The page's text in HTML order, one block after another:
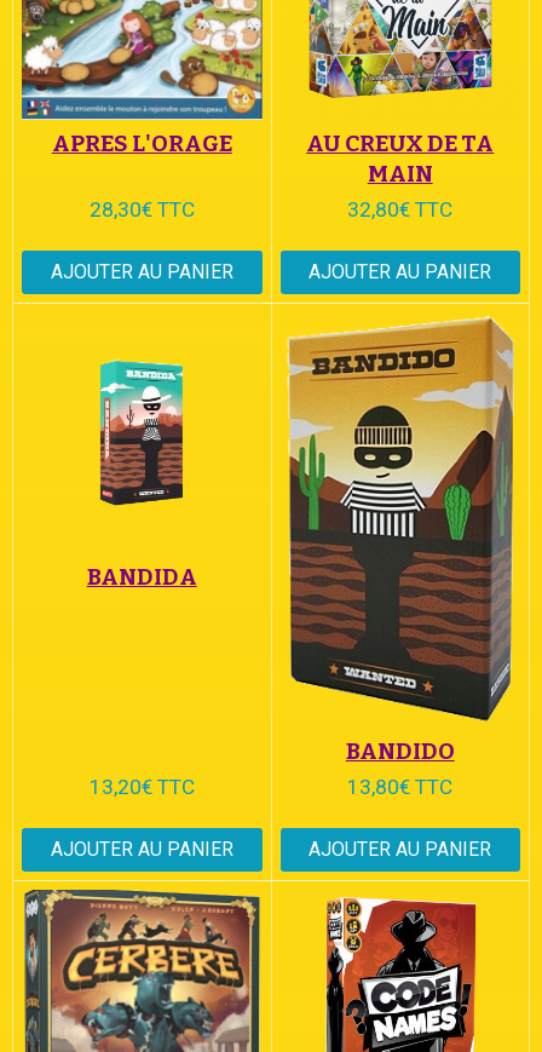
APRES L'ORAGE
28,30€ TTC
AJOUTER AU PANIER
AU CREUX DE TA
MAIN
32,80€ TTC
AJOUTER AU PANIER
BANDIDA
13,20€ TTC
AJOUTER AU PANIER
BANDIDO
13,80€ TTC
AJOUTER AU PANIER